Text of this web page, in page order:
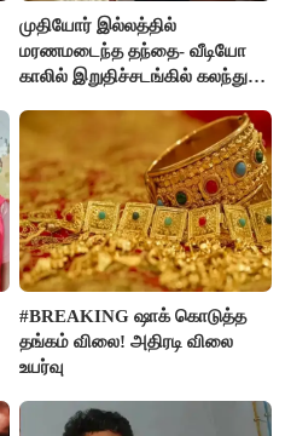
முதியோர் இல்லத்தில்
மரணமடைந்த தந்தை- வீடியோ
காலில் இறுதிச்சடங்கில் கலந்து
#BREAKING ஷாக் கொடுத்த
தங்கம் விலை! அதிரடி விலை
உயர்வு